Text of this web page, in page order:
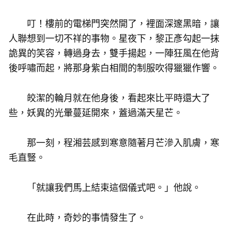
叮！樓前的電梯門突然開了，裡面深邃黑暗，讓
人聯想到一切不祥的事物。星夜下，黎正彥勾起一抹
詭異的笑容，轉過身去，雙手揚起，一陣狂風在他背
後呼嘯而起，將那身紫白相間的制服吹得獵獵作響。
皎潔的輪月就在他身後，看起來比平時還大了
些，妖異的光暈蔓延開來，蓋過滿天星芒。
那一刻，程湘芸感到寒意隨著月芒滲入肌膚，寒
毛直豎。
「就讓我們馬上結束這個儀式吧。」他說。
在此時，奇妙的事情發生了。